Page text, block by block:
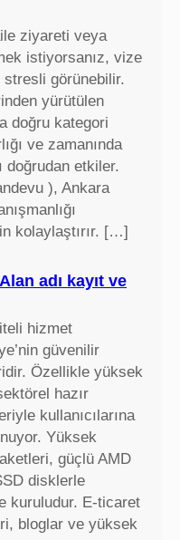
ziyareti veya
istiyorsanız, vize
görünebilir.
yürütülen
doğru kategori
ve zamanında
doğrudan etkiler.
), Ankara
kolaylaştırır. […]
adı kayıt ve
hizmet
güvenilir
Özellikle yüksek
hazır
kullanıcılarına
Yüksek
güçlü AMD
disklerle
kuruludur. E-ticaret
bloglar ve yüksek